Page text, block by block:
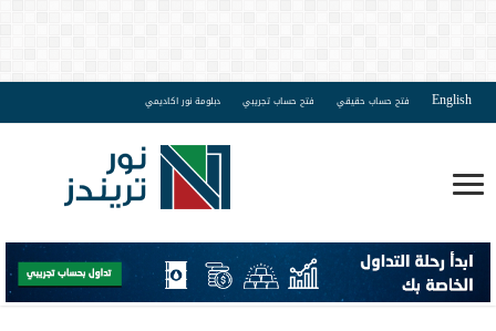
English فتح حساب حقيقي فتح حساب تجريبي دبلومة نور اكاديمي